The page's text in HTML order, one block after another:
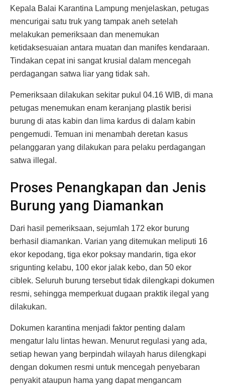
Kepala Balai Karantina Lampung menjelaskan, petugas
mencurigai satu truk yang tampak aneh setelah
melakukan pemeriksaan dan menemukan
ketidaksesuaian antara muatan dan manifes kendaraan.
Tindakan cepat ini sangat krusial dalam mencegah
perdagangan satwa liar yang tidak sah.
Pemeriksaan dilakukan sekitar pukul 04.16 WIB, di mana
petugas menemukan enam keranjang plastik berisi
burung di atas kabin dan lima kardus di dalam kabin
pengemudi. Temuan ini menambah deretan kasus
pelanggaran yang dilakukan para pelaku perdagangan
satwa illegal.
Proses Penangkapan dan Jenis
Burung yang Diamankan
Dari hasil pemeriksaan, sejumlah 172 ekor burung
berhasil diamankan. Varian yang ditemukan meliputi 16
ekor kepodang, tiga ekor poksay mandarin, tiga ekor
srigunting kelabu, 100 ekor jalak kebo, dan 50 ekor
ciblek. Seluruh burung tersebut tidak dilengkapi dokumen
resmi, sehingga memperkuat dugaan praktik ilegal yang
dilakukan.
Dokumen karantina menjadi faktor penting dalam
mengatur lalu lintas hewan. Menurut regulasi yang ada,
setiap hewan yang berpindah wilayah harus dilengkapi
dengan dokumen resmi untuk mencegah penyebaran
penyakit ataupun hama yang dapat mengancam